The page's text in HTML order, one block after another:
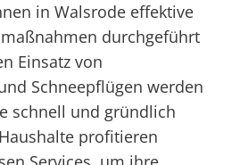
in Walsrode effektive
durchgeführt
Einsatz von
Schneepflügen werden
schnell und gründlich
profitieren